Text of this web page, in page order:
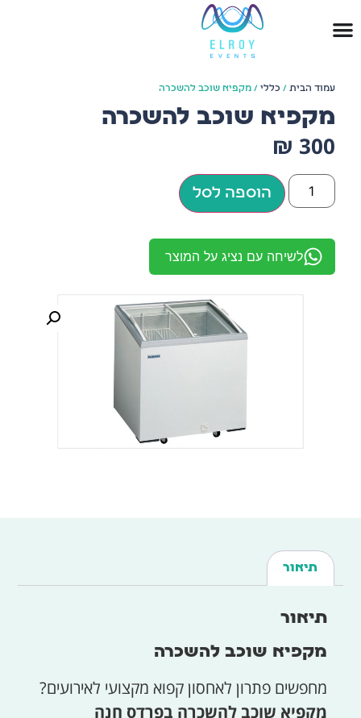
עמוד הבית / כללי / מקפיא שוכב להשכרה
מקפיא שוכב להשכרה
₪ 300
הוספה לסל
לשיחה עם נציג על המוצר
תיאור
תיאור
מקפיא שוכב להשכרה
מחפשים פתרון לאחסון קפוא מקצועי לאירועים?
מקפיא שוכב להשכרה בפרדס חנה